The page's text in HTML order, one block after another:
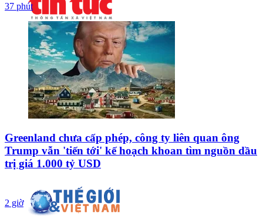
37 phút
Greenland chưa cấp phép, công ty liên quan ông
Trump vẫn 'tiến tới' kế hoạch khoan tìm nguồn dầu
trị giá 1.000 tỷ USD
2 giờ